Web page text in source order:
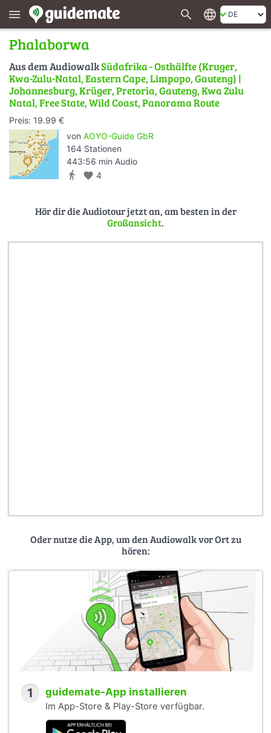
menu search language
Phalaborwa
Aus dem AudiowalkSüdafrika - Osthälfte (Kruger,
Kwa-Zulu-Natal, Eastern Cape, Limpopo, Gauteng) |
Johannesburg, Krüger, Pretoria, Gauteng, Kwa Zulu
Natal, Free State, Wild Coast, Panorama Route
Preis: 19.99 €
von AOYO-Guide GbR
164 Stationen
443:56 min Audio
directions_walk favorite 4
Hör dir die Audiotour jetzt an, am besten in der
Großansicht.
Oder nutze die App, um den Audiowalk vor Ort zu
hören:
1 guidemate-App installieren
Im App-Store & Play-Store verfügbar.